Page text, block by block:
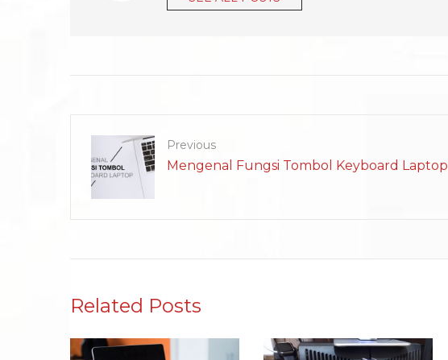
Previous
Mengenal Fungsi Tombol Keyboard Laptop
Related Posts